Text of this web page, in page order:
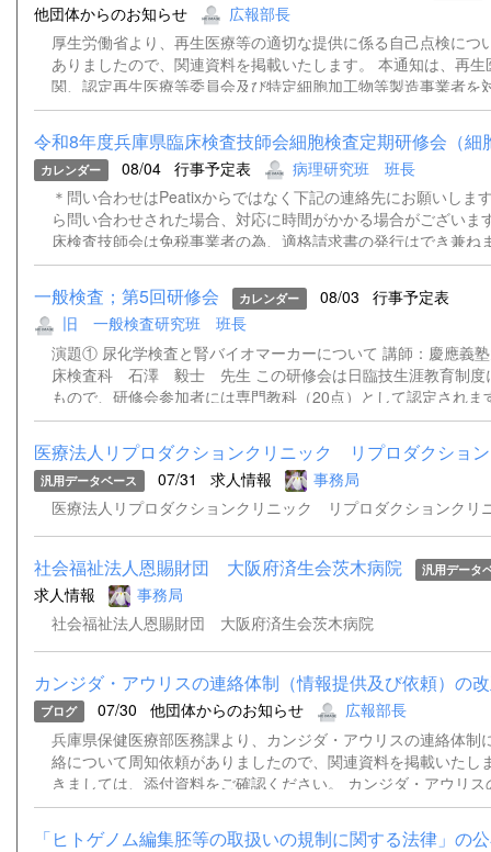
他団体からのお知らせ
広報部長
厚生労働省より、再生医療等の適切な提供に係る自己点検につ
ありましたので、関連資料を掲載いたします。 本通知は、再
関、認定再生医療等委員会及び特定細胞加工物等製造事業者を
基づく再生医療等の適切な提供体制について自己点検を実施し
置を講じるよう求めるものです。 詳細につきましては、添付
さい。 通知事務連絡（別記団体宛）.pdf 再生医療等の適切な
検について（依頼）.pdf
令和8年度兵庫県臨床検査技師会細胞検査定期研修会（細
カレンダー 08/04 行事予定表
病理研究班 班長
＊問い合わせはPeatixからではなく下記の連絡先にお願いし
ら問い合わせされた場合、対応に時間がかかる場合がございま
床検査技師会は免税事業者の為、適格請求書の発行はでき兼
いただきますようお願い申し上げます。 ＊登録時にご記入い
ルアドレスあてに、資料（ある場合）および当日、Peatixより
能性があるため、ZOOMのウェビナー招致を送らせていただき
メールアドレスをご記入いただけない場合は、資料や招致メー
出来ません。当日の対応は出来かねますことをご了承ください。 連絡先
県臨床検査技師会病理・細胞研究班班長今川 奈央子Tel：
一般検査；第5回研修会 カレンダー 08/03
行事予定表
旧 一般検査研究班 班長
演題① 尿化学検査と腎バイオマーカーについて 講師：慶應義
床検査科 石澤 毅士 先生 この研修会は日臨技生涯教育制度
もので、研修会参加者には専門教科（20点）として認定され
込みはこちらから ＊チケット販売サイト『Peatix』を介して
はご遠慮ください。 【問合せ先】学術部 一般検査研究班
兵庫県立はりま姫路総合医療センター検査部 TEL 079-
nakasimaamag@gmail.com
医療法人リプロダクションクリニック リプロダクショ
汎用データベース 07/31 求人情報
事務局
医療法人リプロダクションクリニック リプロダクションクリ
社会福祉法人恩賜財団 大阪府済生会茨木病院 汎用データ
求人情報
事務局
社会福祉法人恩賜財団 大阪府済生会茨木病院
カンジダ・アウリスの連絡体制（情報提供及び依頼）の
ブログ 07/30 他団体からのお知らせ
広報部長
兵庫県保健医療部医務課より、カンジダ・アウリスの連絡体制
絡について周知依頼がありましたので、関連資料を掲載いたし
きましては、添付資料をご確認ください。 カンジダ・アウリ
正について.pdf
「ヒトゲノム編集胚等の取扱いの規制に関する法律」の